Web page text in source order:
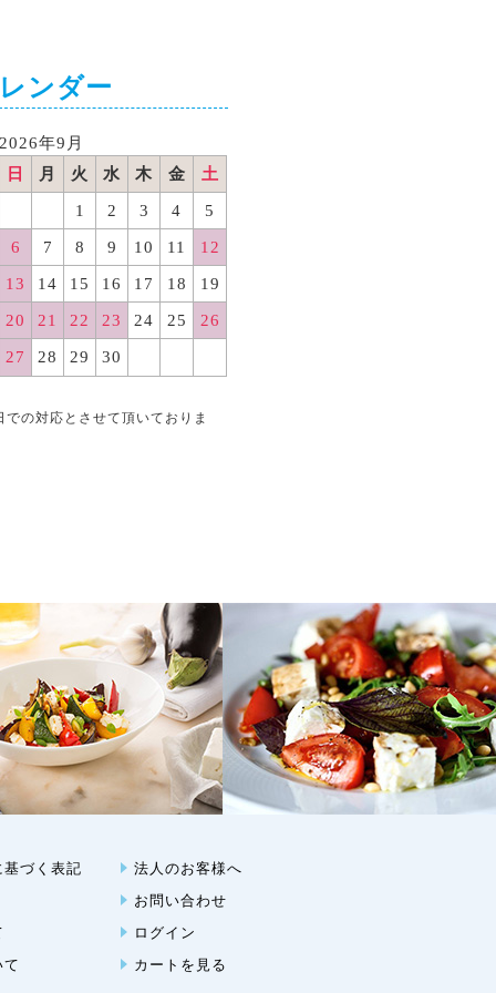
ンダー
2026年9月
日
月 火 水 木 金 土
1 2 3 4 5
6 7 8 9 10 11 12
13 14 15 16 17 18 19
20 21 22 23 24 25 26
27 28 29 30
の対応とさせて頂いておりま
づく表記
て
法人のお客様へ
お問い合わせ
ログイン
カートを見る